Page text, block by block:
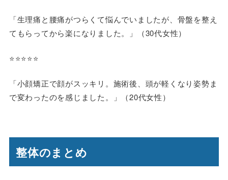
「生理痛と腰痛がつらくて悩んでいましたが、骨盤を整え
てもらってから楽になりました。」（30代女性）
⭐️⭐️⭐️⭐️⭐️
「小顔矯正で顔がスッキリ。施術後、頭が軽くなり姿勢ま
で変わったのを感じました。」（20代女性）
整体のまとめ